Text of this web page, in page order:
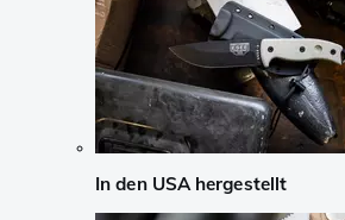
In den USA hergestellt